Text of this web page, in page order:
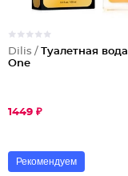
Dilis / Туалетная вода
One
1449 ₽
Рекомендуем